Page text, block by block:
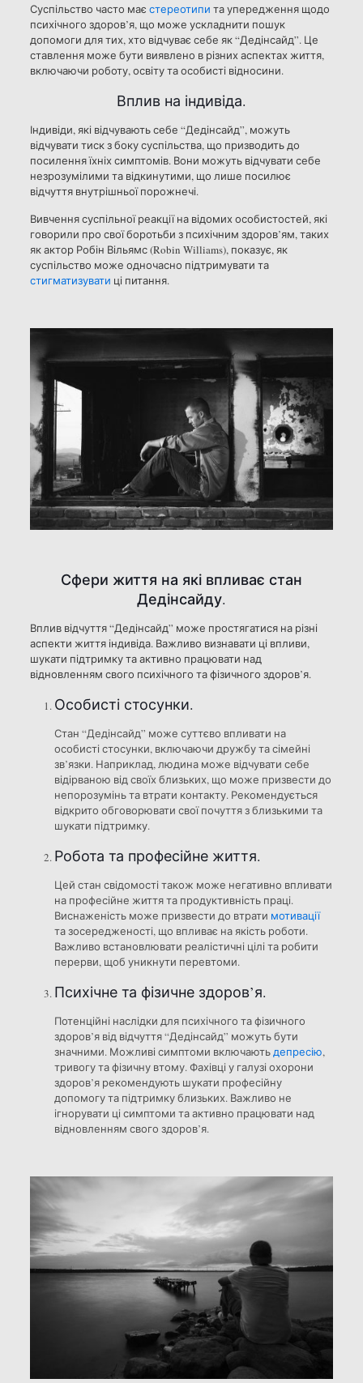
Суспільство часто має стереотипи та упередження щодо
психічного здоров’я, що може ускладнити пошук
допомоги для тих, хто відчуває себе як “Дедінсайд”. Це
ставлення може бути виявлено в різних аспектах життя,
включаючи роботу, освіту та особисті відносини.
Вплив на індивіда.
Індивіди, які відчувають себе “Дедінсайд”, можуть
відчувати тиск з боку суспільства, що призводить до
посилення їхніх симптомів. Вони можуть відчувати себе
незрозумілими та відкинутими, що лише посилює
відчуття внутрішньої порожнечі.
Вивчення суспільної реакції на відомих особистостей, які
говорили про свої боротьби з психічним здоров’ям, таких
як актор Робін Вільямс (Robin Williams), показує, як
суспільство може одночасно підтримувати та
стигматизувати ці питання.
Сфери життя на які впливає стан
Дедінсайду.
Вплив відчуття “Дедінсайд” може простягатися на різні
аспекти життя індивіда. Важливо визнавати ці впливи,
шукати підтримку та активно працювати над
відновленням свого психічного та фізичного здоров’я.
Особисті стосунки.
Стан “Дедінсайд” може суттєво впливати на
особисті стосунки, включаючи дружбу та сімейні
зв’язки. Наприклад, людина може відчувати себе
відірваною від своїх близьких, що може призвести до
непорозумінь та втрати контакту. Рекомендується
відкрито обговорювати свої почуття з близькими та
шукати підтримку.
Робота та професійне життя.
Цей стан свідомості також може негативно впливати
на професійне життя та продуктивність праці.
Виснаженість може призвести до втрати мотивації
та зосередженості, що впливає на якість роботи.
Важливо встановлювати реалістичні цілі та робити
перерви, щоб уникнути перевтоми.
Психічне та фізичне здоров’я.
Потенційні наслідки для психічного та фізичного
здоров’я від відчуття “Дедінсайд” можуть бути
значними. Можливі симптоми включаютьдепресію,
тривогу та фізичну втому. Фахівці у галузі охорони
здоров’я рекомендують шукати професійну
допомогу та підтримку близьких. Важливо не
ігнорувати ці симптоми та активно працювати над
відновленням свого здоров’я.